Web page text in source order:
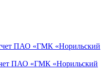
ПАО «ГМК «Норильский
ПАО «ГМК «Норильский